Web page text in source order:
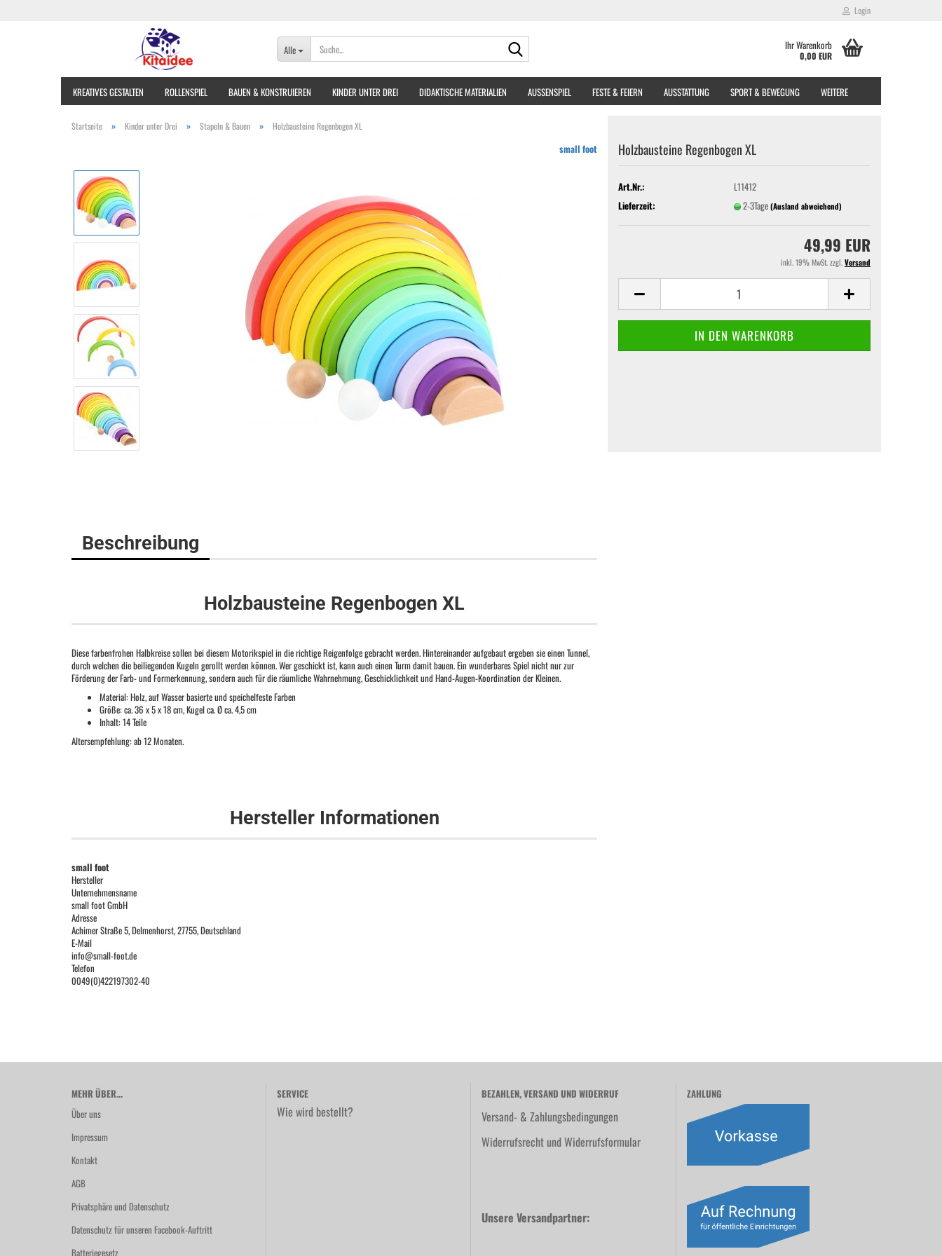
Login
Alle Ihr Warenkorb
0,00 EUR
KREATIVES GESTALTEN ROLLENSPIEL BAUEN & KONSTRUIEREN KINDER UNTER DREI DIDAKTISCHE MATERIALIEN AUSSENSPIEL FESTE & FEIERN AUSSTATTUNG SPORT & BEWEGUNG WEITERE
Startseite » Kinder unter Drei » Stapeln & Bauen » Holzbausteine Regenbogen XL
small foot Holzbausteine Regenbogen XL
Art.Nr.:
L11412
Lieferzeit:
2-3Tage(Ausland abweichend)
49,99 EUR
inkl. 19% MwSt. zzgl.Versand
Beschreibung
Holzbausteine Regenbogen XL
Diese farbenfrohen Halbkreise sollen bei diesem Motorikspiel in die richtige Reigenfolge gebracht werden. Hintereinander aufgebaut ergeben sie einen Tunnel,
durch welchen die beiliegenden Kugeln gerollt werden können. Wer geschickt ist, kann auch einen Turm damit bauen. Ein wunderbares Spiel nicht nur zur
Förderung der Farb- und Formerkennung, sondern auch fürdie räumliche Wahrnehmung, Geschicklichkeit und Hand-Augen-Koordination der Kleinen.
Material: Holz, auf Wasser basierte und speichelfeste Farben
Größe: ca.36 x 5 x 18 cm, Kugel ca. Ø ca. 4,5 cm
Inhalt: 14 Teile
Altersempfehlung: ab 12 Monaten.
Hersteller Informationen
small foot
Hersteller
Unternehmensname
small foot GmbH
Adresse
Achimer Straße 5, Delmenhorst, 27755, Deutschland
E-Mail
info@small-foot.de
Telefon
0049(0)422197302-40
MEHR ÜBER...
Über uns
Impressum
Kontakt
AGB
Privatsphäre und Datenschutz
Datenschutz für unseren Facebook-Auftritt
Batteriegesetz
SERVICE
Wie wird bestellt?
BEZAHLEN, VERSAND UND WIDERRUF
Versand- & Zahlungsbedingungen
Widerrufsrecht und Widerrufsformular
Unsere Versandpartner:
ZAHLUNG